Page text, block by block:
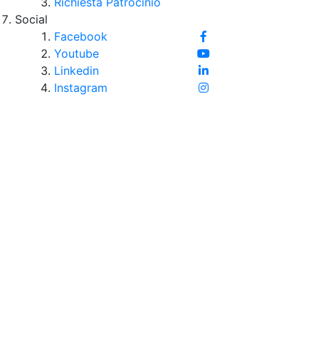
Social
Facebook
Youtube
Linkedin
Instagram